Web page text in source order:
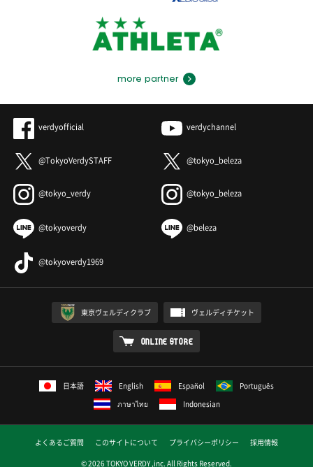
more partner
verdyofficial verdychannel
@TokyoVerdySTAFF @tokyo_beleza
@tokyo_verdy @tokyo_beleza
@tokyoverdy @beleza
@tokyoverdy1969
東京ヴェルディクラブ ヴェルディチケット
ONLINE STORE
日本語 English Español
Português
ภาษาไทย
Indonesian
よくあるご質問 このサイトについて プライバシーポリシー
採用情報
© 2026 TOKYO VERDY ,inc. All Rights Reserved.